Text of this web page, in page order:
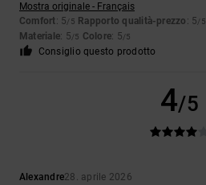
Mostra originale - Français
Comfort: 5/5 Rapporto qualità-prezzo : 5/5
Materiale: 5/5 Colore: 5/5
Consiglio questo prodotto
4/5
Alexandre28. aprile 2026